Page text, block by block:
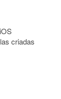
criadas